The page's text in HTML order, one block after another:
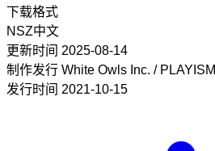
下载格式
NSZ中文
更新时间 2025-08-14
制作发行 White Owls Inc. / PLAYISM
发行时间 2021-10-15